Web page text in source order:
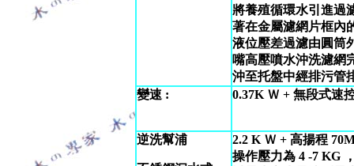
將養殖循環水引進過
著在金屬濾網片框內
液位壓差過濾由圓筒
嘴高壓噴水沖洗濾網
沖至托盤中經排污管
變速 : 0.37K Ｗ + 無段式速
逆洗幫浦
2.2 K Ｗ + 高揚程
操作壓力為 4 -7 KG